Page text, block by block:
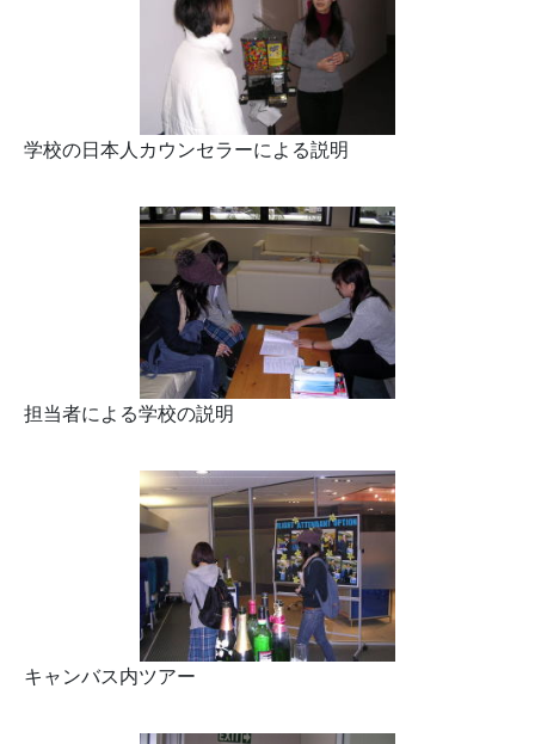
学校の日本人カウンセラーによる説明
担当者による学校の説明
キャンバス内ツアー